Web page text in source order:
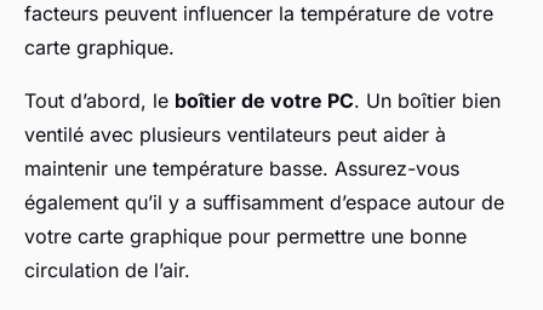
facteurs peuvent influencer la température de votre
carte graphique.
Tout d’abord, le boîtier de votre PC. Un boîtier bien
ventilé avec plusieurs ventilateurs peut aider à
maintenir une température basse. Assurez-vous
également qu’il y a suffisamment d’espace autour de
votre carte graphique pour permettre une bonne
circulation de l’air.